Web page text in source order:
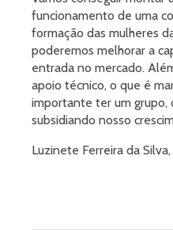
funcionamento de uma
formação das mulheres
poderemos melhorar a
entrada no mercado.
apoio técnico, o que é
importante ter um grupo,
subsidiando nosso
Luzinete Ferreira da Silva,